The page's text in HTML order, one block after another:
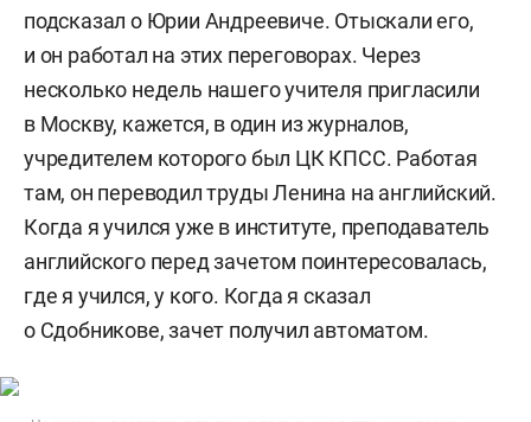
подсказал о Юрии Андреевиче. Отыскали его,
и он работал на этих переговорах. Через
несколько недель нашего учителя пригласили
в Москву, кажется, в один из журналов,
учредителем которого был ЦК КПСС. Работая
там, он переводил труды Ленина на английский.
Когда я учился уже в институте, преподаватель
английского перед зачетом поинтересовалась,
где я учился, у кого. Когда я сказал
о Сдобникове, зачет получил автоматом.